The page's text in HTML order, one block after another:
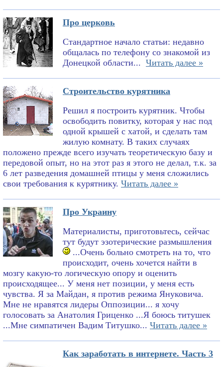
Про церковь
Стандартное начало статьи: недавно
общалась по телефону со знакомой из
Донецкой области... Читать далее »
Строительство курятника
Решил я построить курятник. Чтобы
освободить повитку, которая у нас под
одной крышей с хатой, и сделать там
жилую комнату. В таких случаях
положено прежде всего изучать теоретическую базу и
передовой опыт, но на этот раз я этого не делал, т.к. за
6 лет разведения домашней птицы у меня сложились
свои требования к курятнику. Читать далее »
Про Украину
Материалисты, приготовьтесь, сейчас
тут будут эзотерические размышления
...Очень больно смотреть на то, что
происходит, очень хочется найти в
мозгу какую-то логическую опору и оценить
происходящее... У меня нет позиции, у меня есть
чувства. Я за Майдан, я против режима Януковича.
Мне не нравятся лидеры Оппозиции... я хочу
голосовать за Анатолия Гриценко ...Я боюсь титушек
...Мне симпатичен Вадим Титушко... Читать далее »
Как заработать в интернете. Часть 3